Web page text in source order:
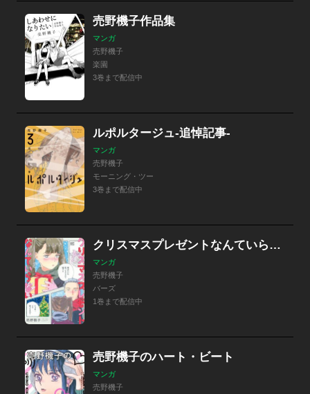
売野機子作品集
マンガ
売野機子
楽園
3巻まで配信中
ルポルタージュ‐追悼記事‐
マンガ
売野機子
モーニング・ツー
3巻まで配信中
クリスマスプレゼントなんていらない
マンガ
売野機子
バーズ
1巻まで配信中
売野機子のハート・ビート
マンガ
売野機子